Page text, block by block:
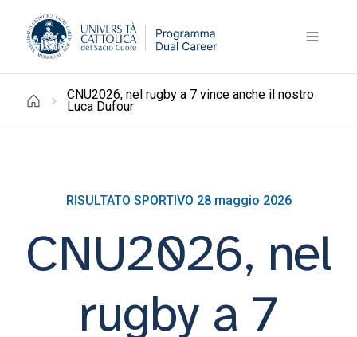
CNU2026, nel rugby a 7 vince anche il nostro
Luca Dufour
RISULTATO SPORTIVO 28 maggio 2026
CNU2026, nel
rugby a 7